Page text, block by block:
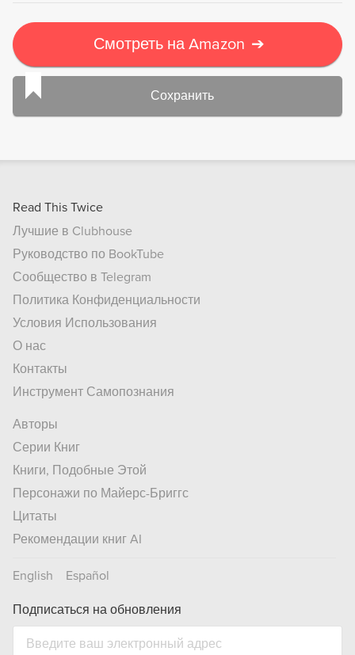
Смотреть на Amazon ➔
Сохранить
Read This Twice
Лучшие в Clubhouse
Руководство по BookTube
Сообщество в Telegram
Политика Конфиденциальности
Условия Использования
О нас
Контакты
Инструмент Самопознания
Авторы
Серии Книг
Книги, Подобные Этой
Персонажи по Майерс-Бриггс
Цитаты
Рекомендации книг AI
English Español
Подписаться на обновления